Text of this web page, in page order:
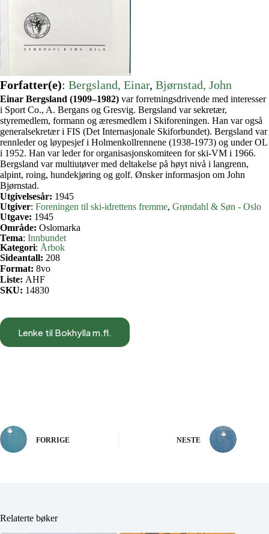
Forfatter(e): Bergsland, Einar, Bjørnstad, John
Einar Bergsland (1909–1982) var forretningsdrivende med interesser
i Sport Co., A. Bergans og Gresvig. Bergsland var sekretær,
styremedlem, formann og æresmedlem i Skiforeningen. Han var også
generalsekretær i FIS (Det Internasjonale Skiforbundet). Bergsland var
rennleder og løypesjef i Holmenkollrennene (1938-1973) og under OL
i 1952. Han var leder for organisasjonskomiteen for ski-VM i 1966.
Bergsland var multiutøver med deltakelse på høyt nivå i langrenn,
alpint, roing, hundekjøring og golf. Ønsker informasjon om John
Bjørnstad.
Utgivelsesår: 1945
Utgiver: Foreningen til ski-idrettens fremme, Grøndahl & Søn - Oslo
Utgave: 1945
Område: Oslomarka
Tema: Innbundet
Kategori: Årbok
Sideantall: 208
Format: 8vo
Liste: AHF
SKU: 14830
Lenke til Bokhylla m.fl.
FORRIGE NESTE
Relaterte bøker